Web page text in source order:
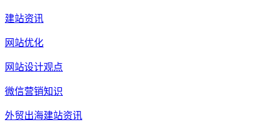
建站资讯
网站优化
网站设计观点
微信营销知识
外贸出海建站资讯